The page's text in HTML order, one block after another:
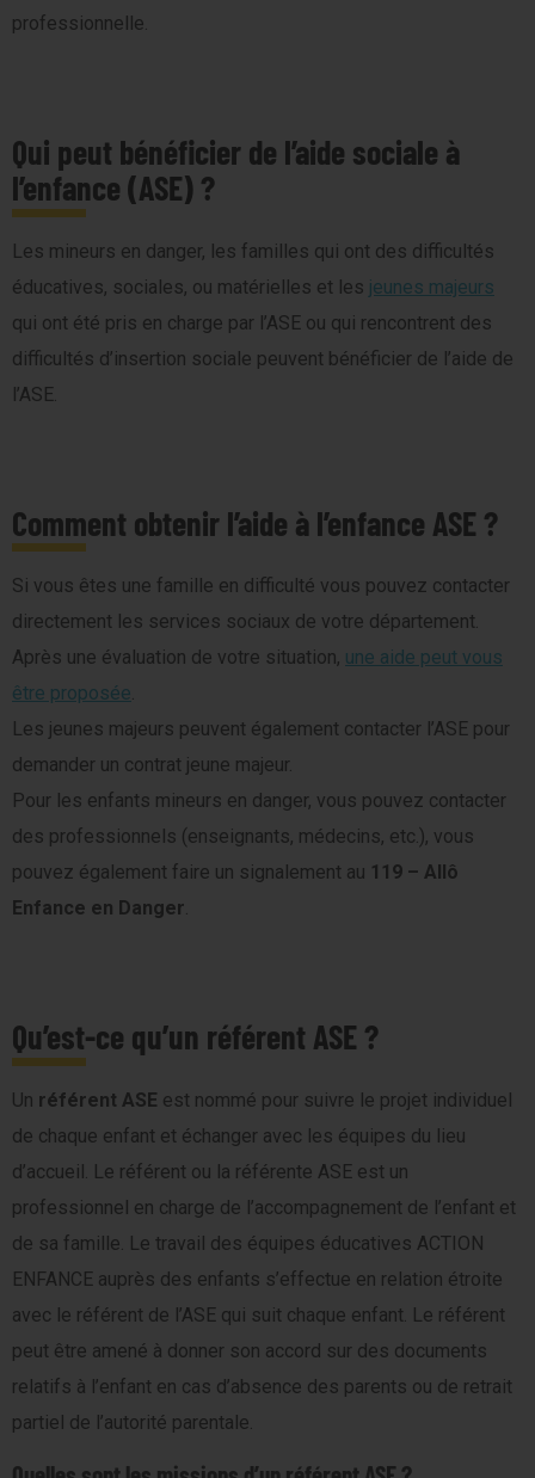
professionnelle.
Qui peut bénéficier de l’aide sociale à
l’enfance (ASE) ?
Les mineurs en danger, les familles qui ont des difficultés
éducatives, sociales, ou matérielles et les jeunes majeurs
qui ont été pris en charge par l’ASE ou qui rencontrent des
difficultés d’insertion sociale peuvent bénéficier de l’aide de
l’ASE.
Comment obtenir l’aide à l’enfance ASE ?
Si vous êtes une famille en difficulté vous pouvez contacter
directement les services sociaux de votre département.
Après une évaluation de votre situation, une aide peut vous
être proposée.
Les jeunes majeurs peuvent également contacter l’ASE pour
demander un contrat jeune majeur.
Pour les enfants mineurs en danger, vous pouvez contacter
des professionnels (enseignants, médecins, etc.), vous
pouvez également faire un signalement au 119 – Allô
Enfance en Danger.
Qu’est-ce qu’un référent ASE ?
Un référent ASE est nommé pour suivre le projet individuel
de chaque enfant et échanger avec les équipes du lieu
d’accueil. Le référent ou la référente ASE est un
professionnel en charge de l’accompagnement de l’enfant et
de sa famille. Le travail des équipes éducatives ACTION
ENFANCE auprès des enfants s’effectue en relation étroite
avec le référent de l’ASE qui suit chaque enfant. Le référent
peut être amené à donner son accord sur des documents
relatifs à l’enfant en cas d’absence des parents ou de retrait
partiel de l’autorité parentale.